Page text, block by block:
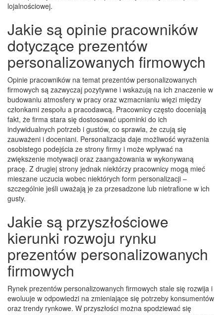
lojalnościowej.
Jakie są opinie pracowników
dotyczące prezentów
personalizowanych firmowych
Opinie pracowników na temat prezentów personalizowanych
firmowych są zazwyczaj pozytywne i wskazują na ich znaczenie w
budowaniu atmosfery w pracy oraz wzmacnianiu więzi między
członkami zespołu a pracodawcą. Pracownicy często doceniają
fakt, że firma stara się dostosować upominki do ich
indywidualnych potrzeb i gustów, co sprawia, że czują się
zauważeni i doceniani. Personalizacja daje możliwość wyrażenia
osobistego podejścia ze strony firmy i może wpływać na
zwiększenie motywacji oraz zaangażowania w wykonywaną
pracę. Z drugiej strony jednak niektórzy pracownicy mogą mieć
mieszane uczucia wobec niektórych form personalizacji –
szczególnie jeśli uważają je za przesadzone lub nietrafione w ich
gusty.
Jakie są przyszłościowe
kierunki rozwoju rynku
prezentów personalizowanych
firmowych
Rynek prezentów personalizowanych firmowych stale się rozwija i
ewoluuje w odpowiedzi na zmieniające się potrzeby konsumentów
oraz trendy rynkowe. W przyszłości można spodziewać się